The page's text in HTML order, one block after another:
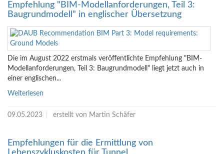
Empfehlung "BIM-Modellanforderungen, Teil 3:
Baugrundmodell" in englischer Übersetzung
Die im August 2022 erstmals veröffentlichte Empfehlung "BIM-
Modellanforderungen, Teil 3: Baugrundmodell" liegt jetzt auch in
einer englischen...
Weiterlesen
09.05.2023 erstellt von Martin Schäfer
Empfehlungen für die Ermittlung von